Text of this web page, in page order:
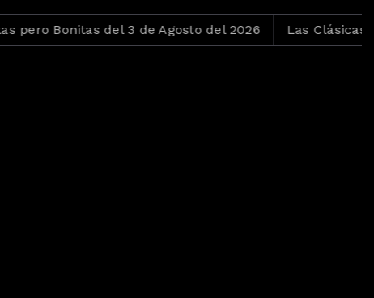
del 3 de Agosto del 2026 Las Clásicas del Tío